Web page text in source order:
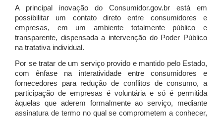
A principal inovação do Consumidor.gov.br está em
possibilitar um contato direto entre consumidores e
empresas, em um ambiente totalmente público e
transparente, dispensada a intervenção do Poder Público
na tratativa individual.
Por se tratar de um serviço provido e mantido pelo Estado,
com ênfase na interatividade entre consumidores e
fornecedores para redução de conflitos de consumo, a
participação de empresas é voluntária e só é permitida
àquelas que aderem formalmente ao serviço, mediante
assinatura de termo no qual se comprometem a conhecer,